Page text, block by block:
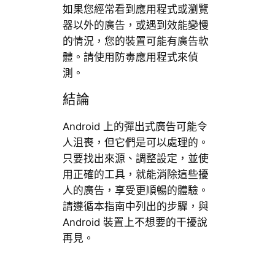
如果您經常看到應用程式或瀏覽
器以外的廣告，或遇到效能變慢
的情況，您的裝置可能有廣告軟
體。請使用防毒應用程式來偵
測。
結論
Android 上的彈出式廣告可能令
人沮喪，但它們是可以處理的。
只要找出來源、調整設定，並使
用正確的工具，就能消除這些擾
人的廣告，享受更順暢的體驗。
請遵循本指南中列出的步驟，與
Android 裝置上不想要的干擾說
再見。